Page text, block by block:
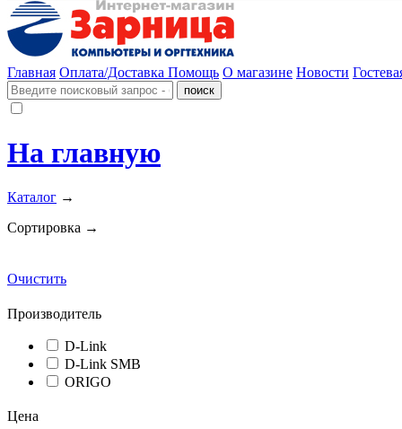
Главная Оплата/Доставка Помощь О магазине Новости
На главную
Каталог →
Сортировка →
Очистить
Производитель
D-Link
D-Link SMB
ORIGO
Цена